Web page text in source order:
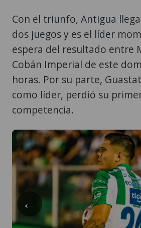
Con el triunfo, Antigua
dos juegos y es el líder
espera del resultado entre
Cobán Imperial de este
horas. Por su parte,
como líder, perdió su
competencia.
←